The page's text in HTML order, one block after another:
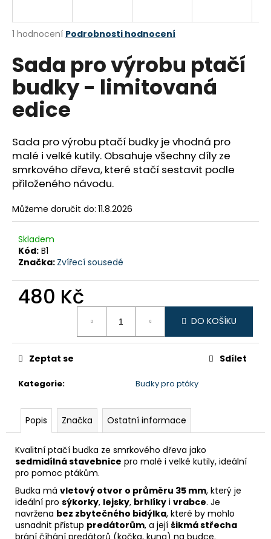
Průměrné
produktu
je
5,0
5
hvězdiček.
1 hodnocení Podrobnosti hodnocení
Sada pro výrobu ptačí
budky - limitovaná
edice
Sada pro výrobu ptačí budky je vhodná pro
malé i velké kutily. Obsahuje všechny díly ze
smrkového dřeva, které stačí sestavit podle
přiloženého návodu.
Můžeme doručit do: 11.8.2026
Skladem
Kód: B1
Značka: Zvířecí sousedé
480 Kč
DO KOŠÍKU
Kategorie: Budky pro ptáky
Zeptat se Sdílet
Popis Značka Ostatní informace
Kvalitní ptačí budka ze smrkového dřeva jako
sedmidílná stavebnice pro malé i velké kutily, ideální
pro pomoc ptákům.
Budka má vletový otvor o průměru 35 mm, který je
ideální pro sýkorky, lejsky, brhlíky i vrabce. Je
navržena bez zbytečného bidýlka, které by mohlo
usnadnit přístup predátorům, a její šikmá střecha
brání číhání predátorů (kočka, kuna) na budce.
j
t
?
HLEDAT
D
o
p
o
u
u
e